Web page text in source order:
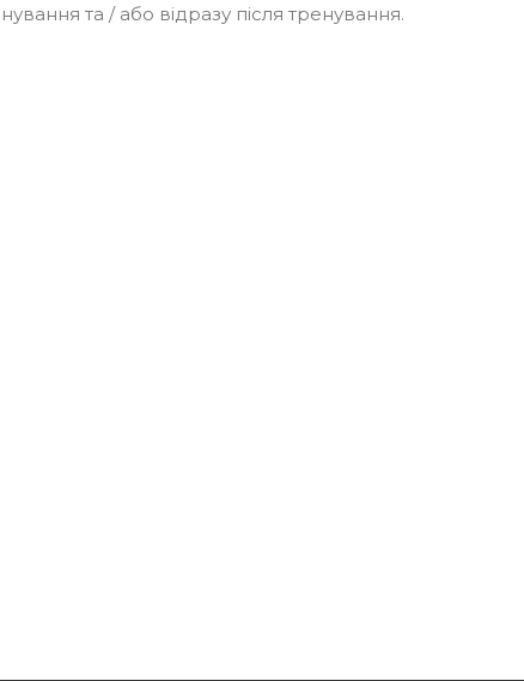
та / або відразу після тренування.